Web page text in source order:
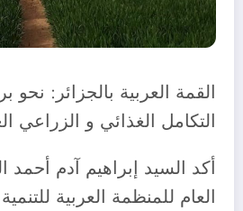
القمة العربية بالجزائر: نحو
التكامل الغذائي و الزراعي
أكد السيد إبراهيم آدم أحمد
العام للمنظمة العربية